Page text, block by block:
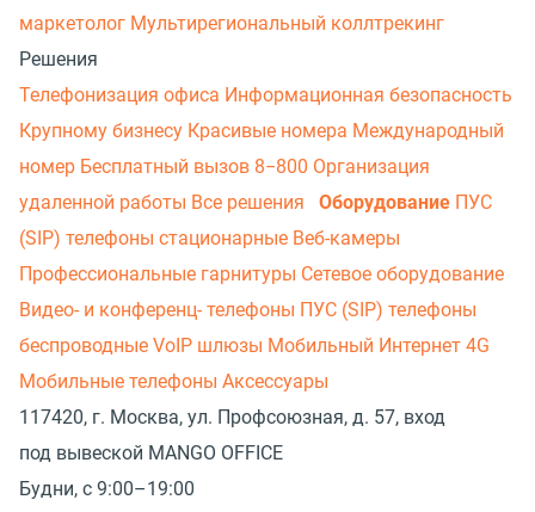
маркетолог Мультирегиональный коллтрекинг
Решения
Телефонизация офиса Информационная безопасность
Крупному бизнесу Красивые номера Международный
номер Бесплатный вызов 8−800 Организация
удаленной работы Все решения Оборудование ПУС
(SIP) телефоны стационарные Веб-камеры
Профессиональные гарнитуры Сетевое оборудование
Видео- и конференц- телефоны ПУС (SIP) телефоны
беспроводные VoIP шлюзы Мобильный Интернет 4G
Мобильные телефоны Аксессуары
117420, г. Москва, ул. Профсоюзная, д. 57, вход
под вывеской MANGO OFFICE
Будни, с 9:00–19:00